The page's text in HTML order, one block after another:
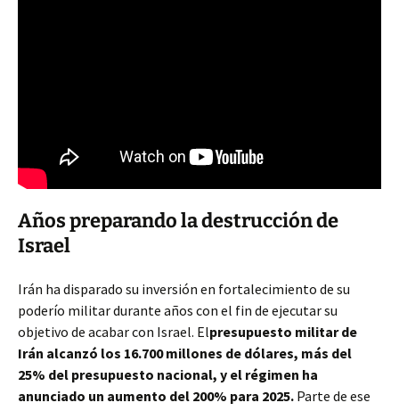
Años preparando la destrucción de
Israel
Irán ha disparado su inversión en fortalecimiento de su
poderío militar durante años con el fin de ejecutar su
objetivo de acabar con Israel. Elpresupuesto militar de
Irán alcanzó los 16.700 millones de dólares, más del
25% del presupuesto nacional, y el régimen ha
anunciado un aumento del 200% para 2025. Parte de ese